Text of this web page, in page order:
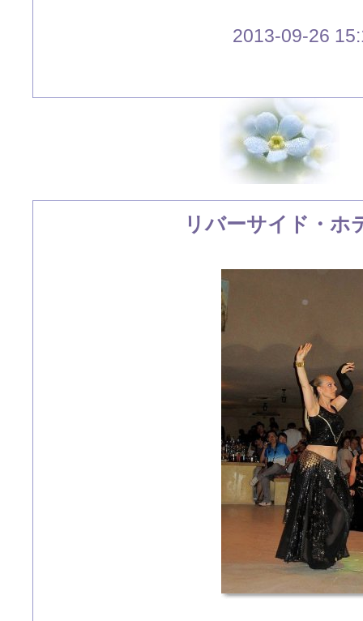
2013-09-26
リバーサイド・ホ